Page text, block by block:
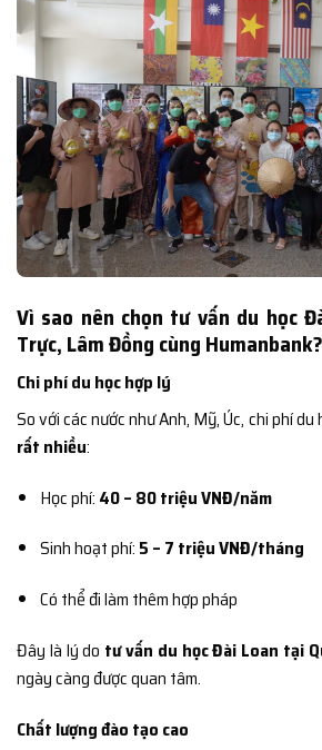
Vì sao nên chọn tư vấn du học
Trực, Lâm Đồng cùng Humanbank?
Chi phí du học hợp lý
So với các nước như Anh, Mỹ, Úc, chi phí
rất nhiều:
Học phí: 40 – 80 triệu VNĐ/năm
Sinh hoạt phí: 5 – 7 triệu VNĐ/tháng
Có thể đi làm thêm hợp pháp
Đây là lý do tư vấn du học Đài Loan tại
ngày càng được quan tâm.
Chất lượng đào tạo cao